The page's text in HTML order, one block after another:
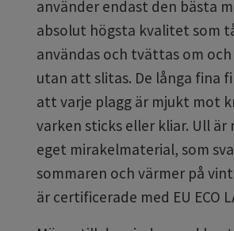
använder endast den bästa
absolut högsta kvalitet som
användas och tvättas om
utan att slitas. De långa fina
att varje plagg är mjukt mot
varken sticks eller kliar. Ull är
eget mirakelmaterial, som
sommaren och värmer på
är certificerade med EU ECO